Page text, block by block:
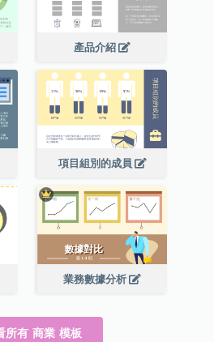
產品介紹
項目組別的成員
業務數據分析
所有 商業 模板